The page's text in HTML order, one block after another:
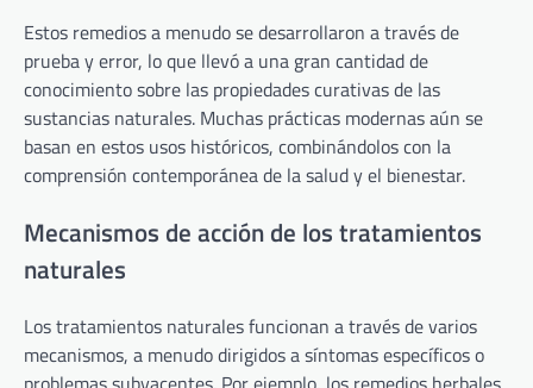
Estos remedios a menudo se desarrollaron a través de
prueba y error, lo que llevó a una gran cantidad de
conocimiento sobre las propiedades curativas de las
sustancias naturales. Muchas prácticas modernas aún se
basan en estos usos históricos, combinándolos con la
comprensión contemporánea de la salud y el bienestar.
Mecanismos de acción de los tratamientos
naturales
Los tratamientos naturales funcionan a través de varios
mecanismos, a menudo dirigidos a síntomas específicos o